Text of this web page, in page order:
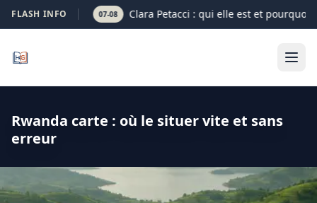
FLASH INFO 07-08 Clara Petacci : qui elle est et pourquoi
Rwanda carte : où le situer vite et sans
erreur